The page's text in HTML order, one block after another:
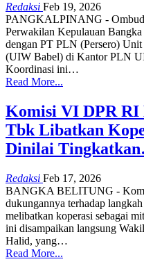
Redaksi Feb 19, 2026
PANGKALPINANG -
Perwakilan Kepulauan
dengan PT PLN (Persero)
(UIW Babel) di Kantor PLN
Koordinasi ini…
Read More...
Komisi VI DPR
Tbk Libatkan
Dinilai
Redaksi Feb 17, 2026
BANGKA BELITUNG -
dukungannya terhadap
melibatkan koperasi sebagai
ini disampaikan langsung
Halid, yang…
Read More...